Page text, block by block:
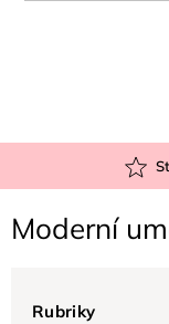
Moderní
Rubriky